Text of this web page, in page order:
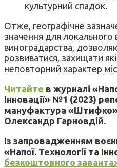
культурний спадок.
Отже, географічне
значення для локального
виноградарства,
розвиватися, захищати
неповторний характер
Читайте в журналі
Інновації» №1 (2023)
мануфактура «Штифко»,
Олександр Гарновдій.
Із запровадженням
«Напої. Технології та
безкоштовного